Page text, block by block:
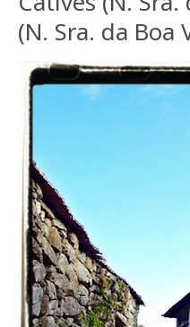
(N. Sra. da Boa